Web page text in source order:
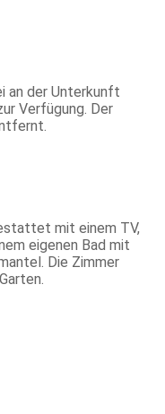
an der Unterkunft
Verfügung. Der
mit einem TV,
eigenen Bad mit
Die Zimmer